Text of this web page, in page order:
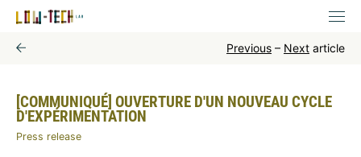
Previous – Next article
[COMMUNIQUÉ] OUVERTURE D'UN NOUVEAU CYCLE
D'EXPÉRIMENTATION
Press release